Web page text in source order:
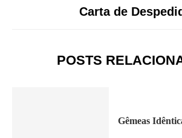
Carta de
POSTS
Gêmeas